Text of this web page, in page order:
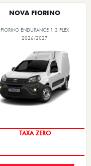
NOVA FIORINO
FIORINO ENDURANCE 1.3 FLEX
2026/2027
TAXA ZERO